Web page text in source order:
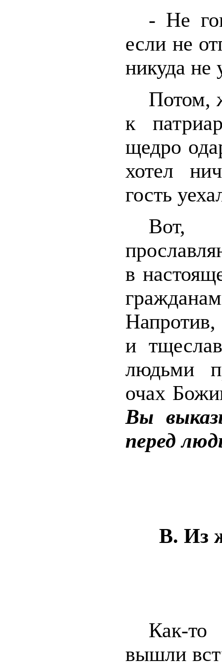
- Не
если не
никуда не
Потом,
к
щедро
хотел
гость
Вот,
в
и
людьми
очах
Вы
перед
В. Из
Как-
вышли